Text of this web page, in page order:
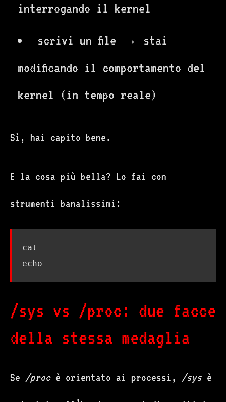
interrogando il kernel
scrivi un file → stai
modificando il comportamento del
kernel (in tempo reale)
Sì, hai capito bene.
E la cosa più bella? Lo fai con
strumenti banalissimi:
echo
/sys vs /proc: due facce
della stessa medaglia
Se /procè orientato ai processi, /sys è